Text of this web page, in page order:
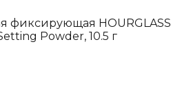
фиксирующая HOURGLASS
Powder, 10.5 г